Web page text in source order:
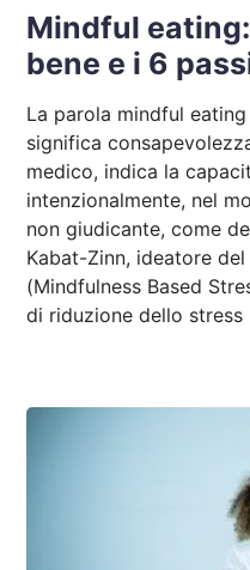
Mindful eating:
bene e i 6
La parola mindful
significa
medico, indica la
intenzionalmente, nel
non giudicante, come
Kabat-Zinn, ideatore
(Mindfulness Based
di riduzione dello stress